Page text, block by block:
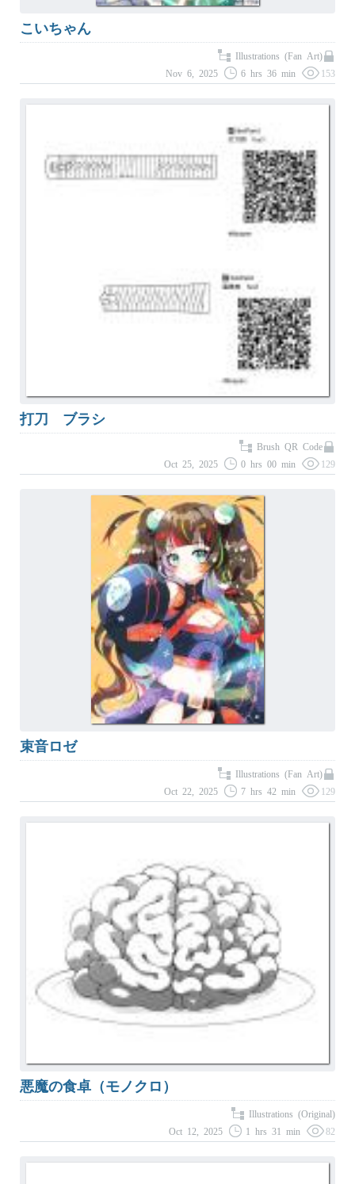
こいちゃん
Illustrations (Fan Art)
Nov 6, 2025
6 hrs 36 min 153
打刀 ブラシ
Brush QR Code
Oct 25, 2025
0 hrs 00 min 129
束音ロゼ
Illustrations (Fan Art)
Oct 22, 2025
7 hrs 42 min 129
悪魔の食卓（モノクロ）
Illustrations (Original)
Oct 12, 2025
1 hrs 31 min 82